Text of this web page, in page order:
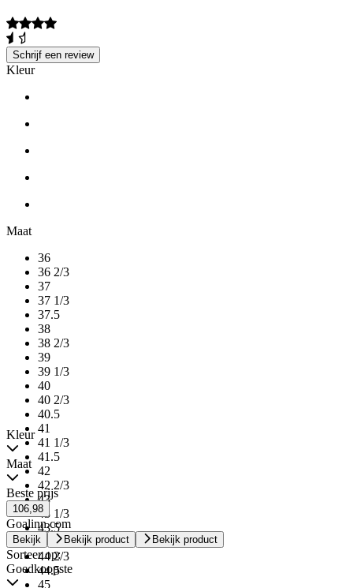
Schrijf een review
Kleur
Maat
36
36 2/3
37
37 1/3
37.5
38
38 2/3
39
39 1/3
40
40 2/3
40.5
41
41 1/3
41.5
42
42 2/3
43
43 1/3
43.5
44
44 2/3
44.5
45
Kleur
Maat
Beste prijs
106,98
Goalinn.com
Bekijk Bekijk product Bekijk product
Sorteer op:
Goedkoopste